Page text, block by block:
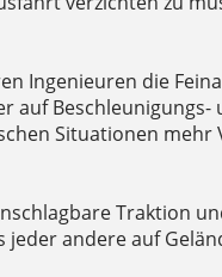
Ingenieuren die
auf Beschleunigungs-
Situationen mehr
Traktion
andere auf